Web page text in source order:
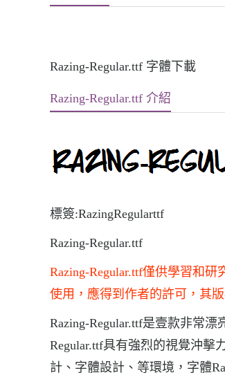
Razing-Regular.ttf 字體下載
Razing-Regular.ttf 介紹
標簽:RazingRegularttf
Razing-Regular.ttf
Razing-Regular.ttf僅供學習和
使用，應得到作者的許可，其
Razing-Regular.ttf是壹款非常
Regular.ttf具有強烈的視覺沖擊
計、字體設計、等環境，字體